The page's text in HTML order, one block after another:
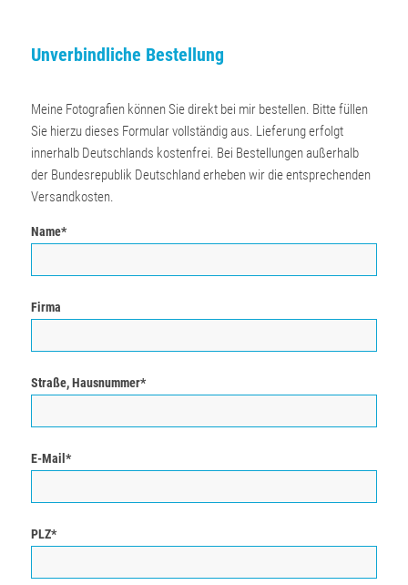
Unverbindliche Bestellung
Meine Fotografien können Sie direkt bei mir bestellen. Bitte füllen
Sie hierzu dieses Formular vollständig aus. Lieferung erfolgt
innerhalb Deutschlands kostenfrei. Bei Bestellungen außerhalb
der Bundesrepublik Deutschland erheben wir die entsprechenden
Versandkosten.
Name*
Firma
Straße, Hausnummer*
E-Mail*
PLZ*